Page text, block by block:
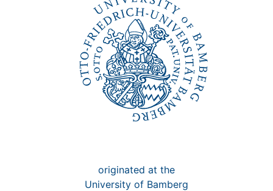
originated at the
University of Bamberg